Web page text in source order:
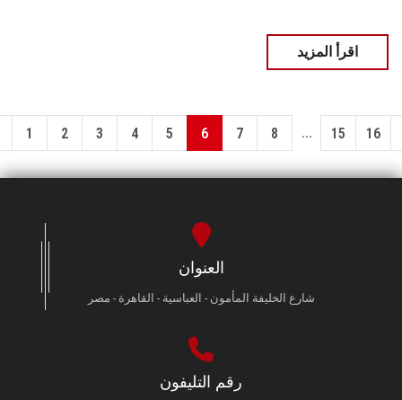
اقرأ المزيد
1 2 3 4 5 6 7 8 ... 15 16
العنوان
شارع الخليفة المأمون - العباسية - القاهرة - مصر
رقم التليفون